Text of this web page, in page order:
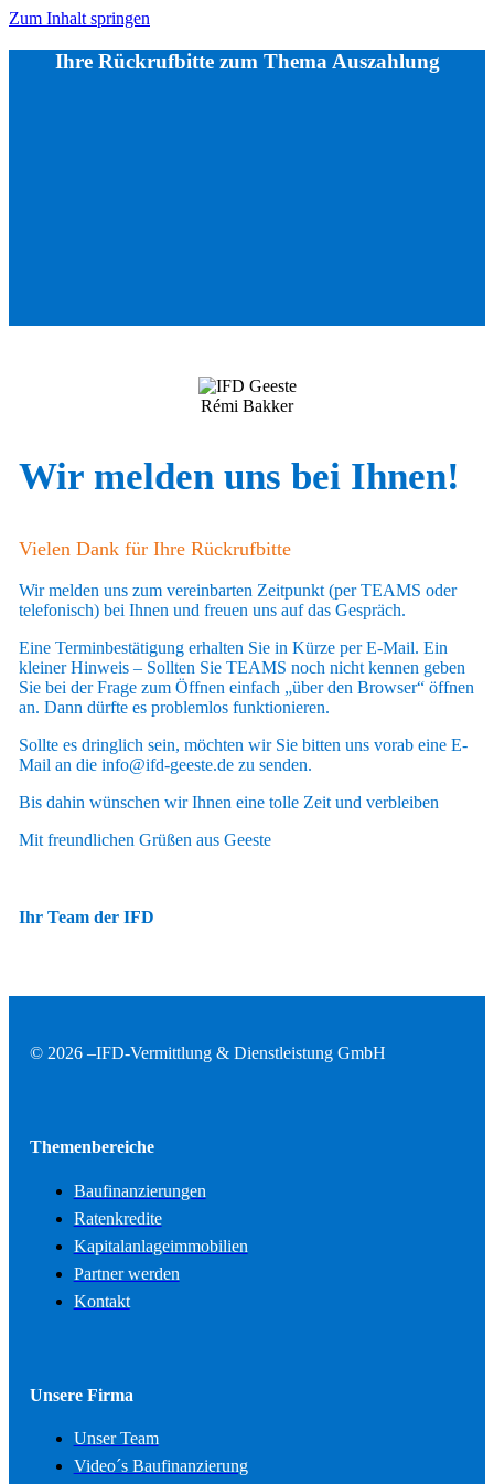
Zum Inhalt springen
Ihre Rückrufbitte zum Thema Auszahlung
Rémi Bakker
Wir melden uns bei Ihnen!
Vielen Dank für Ihre Rückrufbitte
Wir melden uns zum vereinbarten Zeitpunkt (per TEAMS oder
telefonisch) bei Ihnen und freuen uns auf das Gespräch.
Eine Terminbestätigung erhalten Sie in Kürze per E-Mail. Ein
kleiner Hinweis – Sollten Sie TEAMS noch nicht kennen geben
Sie bei der Frage zum Öffnen einfach „über den Browser“ öffnen
an. Dann dürfte es problemlos funktionieren.
Sollte es dringlich sein, möchten wir Sie bitten uns vorab eine E-
Mail an die info@ifd-geeste.de zu senden.
Bis dahin wünschen wir Ihnen eine tolle Zeit und verbleiben
Mit freundlichen Grüßen aus Geeste
Ihr Team der IFD
© 2026 –IFD-Vermittlung & Dienstleistung GmbH
Themenbereiche
Baufinanzierungen
Ratenkredite
Kapitalanlageimmobilien
Partner werden
Kontakt
Unsere Firma
Unser Team
Video´s Baufinanzierung